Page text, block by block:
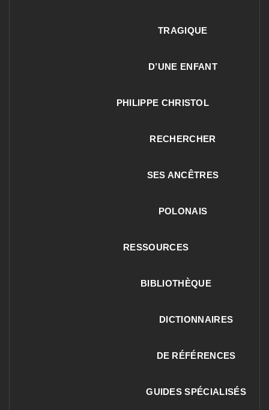
TRAGIQUE
D’UNE ENFANT
PHILIPPE CHRISTOL
RECHERCHER
SES ANCÊTRES
POLONAIS
RESSOURCES
BIBLIOTHÈQUE
DICTIONNAIRES
DE RÉFÉRENCES
GUIDES SPÉCIALISÉS